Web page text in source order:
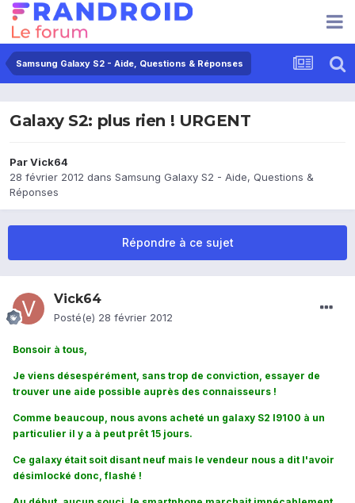
Samsung Galaxy S2 - Aide, Questions & Réponses
Galaxy S2: plus rien ! URGENT
ParVick64
28 février 2012 dans Samsung Galaxy S2 - Aide, Questions &
Réponses
Répondre à ce sujet
Vick64
Posté(e) 28 février 2012
Bonsoir à tous,
Je viens désespérément, sans trop de conviction, essayer de
trouver une aide possible auprès des connaisseurs !
Comme beaucoup, nous avons acheté un galaxy S2 I9100 à un
particulier il y a à peut prêt 15 jours.
Ce galaxy était soit disant neuf mais le vendeur nous a dit l'avoir
désimlocké donc, flashé !